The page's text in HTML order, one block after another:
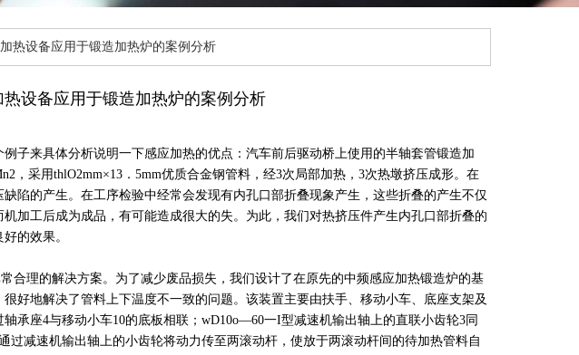
热设备应用于锻造加热炉的案例分析
热设备应用于锻造加热炉的案例分析
来具体分析说明一下感应加热的优点：汽车前后驱动桥上使用的半轴套管锻造加
，采用thlO2mm×13．5mm优质合金钢管料，经3次局部加热，3次热墩挤压成形。在
陷的产生。在工序检验中经常会发现有内孔口部折叠现象产生，这些折叠的产生不仅
加工后成为成品，有可能造成很大的失。为此，我们对热挤压件产生内孔口部折叠的
的效果。
理的解决方案。为了减少废品损失，我们设计了在原先的中频感应加热锻造炉的基
好地解决了管料上下温度不一致的问题。该装置主要由扶手、移动小车、底座支架及
承座4与移动小车10的底板相联；wD10o—60一I型减速机输出轴上的直联小齿轮3同
过减速机输出轴上的小齿轮将动力传至两滚动杆，使放于两滚动杆间的待加热管料自